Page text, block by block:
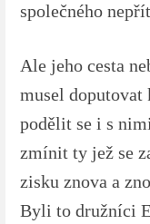
společného
Ale jeho cesta
musel doputovat
podělit se i s
zmínit ty jež se
zisku znova a
Byli to družníci